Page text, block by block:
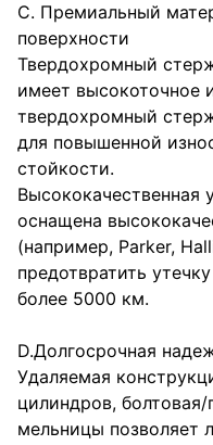
C. Премиальный
поверхности
Твердохромный
имеет высокоточное
твердохромный
для повышенной
стойкости.
Высококачественная
оснащена
(например, Parker,
предотвратить
более 5000 км.
D.Долгосрочная
Удаляемая
цилиндров,
мельницы позволяет